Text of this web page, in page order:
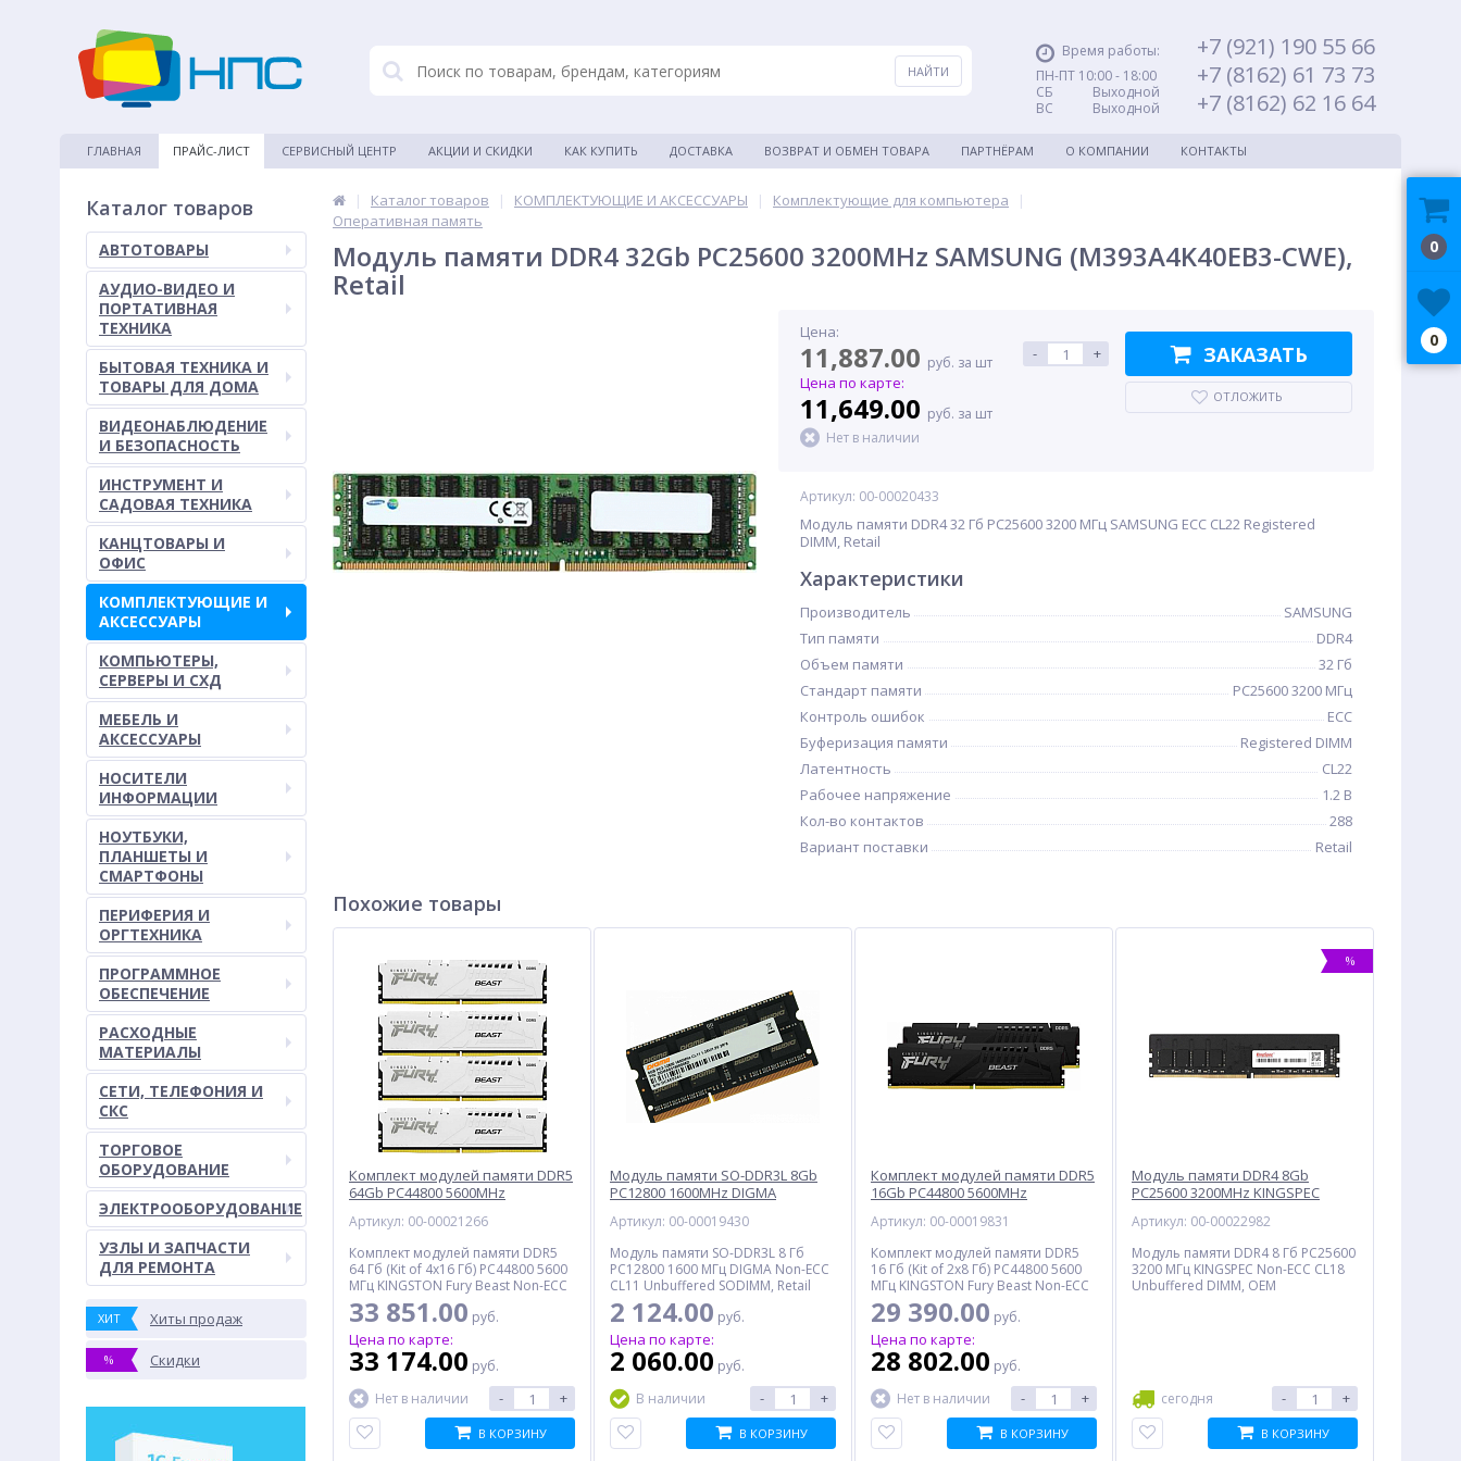
Время работы:
ПН-ПТ 10:00 - 18:00
СБ Выходной
ВС Выходной
+7 (921) 190 55 66
+7 (8162) 61 73 73
+7 (8162) 62 16 64
ГЛАВНАЯ ПРАЙС-ЛИСТ СЕРВИСНЫЙ ЦЕНТР АКЦИИ И СКИДКИ КАК КУПИТЬ ДОСТАВКА ВОЗВРАТ И ОБМЕН ТОВАРА ПАРТНЁРАМ О КОМПАНИИ КОНТАКТЫ
Каталог товаров
АВТОТОВАРЫ
АУДИО-ВИДЕО И
ПОРТАТИВНАЯ
ТЕХНИКА
БЫТОВАЯ ТЕХНИКА И
ТОВАРЫ ДЛЯ ДОМА
ВИДЕОНАБЛЮДЕНИЕ
И БЕЗОПАСНОСТЬ
ИНСТРУМЕНТ И
САДОВАЯ ТЕХНИКА
КАНЦТОВАРЫ И
ОФИС
КОМПЛЕКТУЮЩИЕ И
АКСЕССУАРЫ
КОМПЬЮТЕРЫ,
СЕРВЕРЫ И СХД
МЕБЕЛЬ И
АКСЕССУАРЫ
НОСИТЕЛИ
ИНФОРМАЦИИ
НОУТБУКИ,
ПЛАНШЕТЫ И
СМАРТФОНЫ
ПЕРИФЕРИЯ И
ОРГТЕХНИКА
ПРОГРАММНОЕ
ОБЕСПЕЧЕНИЕ
РАСХОДНЫЕ
МАТЕРИАЛЫ
СЕТИ, ТЕЛЕФОНИЯ И
СКС
ТОРГОВОЕ
ОБОРУДОВАНИЕ
ЭЛЕКТРООБОРУДОВАНИЕ
УЗЛЫ И ЗАПЧАСТИ
ДЛЯ РЕМОНТА
ХИТ Хиты продаж
% Скидки
| Каталог товаров | КОМПЛЕКТУЮЩИЕ И АКСЕССУАРЫ | Комплектующие для компьютера
|
Оперативная память
Модуль памяти DDR4 32Gb PC25600 3200MHz SAMSUNG (M393A4K40EB3-CWE),
Retail
Цена:
11,887.00 руб. за шт
Цена по карте:
11,649.00 руб. за шт
Нет в наличии
- + ЗАКАЗАТЬ
ОТЛОЖИТЬ
Артикул: 00-00020433
Модуль памяти DDR4 32 Гб PC25600 3200 МГц SAMSUNG ECC CL22 Registered
DIMM, Retail
Характеристики
Производитель
SAMSUNG
Тип памяти
DDR4
Объем памяти
32 Гб
Стандарт памяти
PC25600 3200 МГц
Контроль ошибок
ECC
Буферизация памяти
Registered DIMM
Латентность
CL22
Рабочее напряжение
1.2 В
Кол-во контактов
288
Вариант поставки
Retail
Похожие товары
Комплект модулей памяти DDR5
64Gb PC44800 5600MHz
Retail
Артикул: 00-00021266
Комплект модулей памяти DDR5
64 Гб (Kit of 4x16 Гб) PC44800 5600
МГц KINGSTON Fury Beast Non-ECC
CL40 Unbuffered DIMM, Retail
33 851.00 руб.
Цена по карте:
33 174.00 руб.
Нет в наличии
- +
В КОРЗИНУ
Модуль памяти SO-DDR3L 8Gb
PC12800 1600MHz DIGMA
Артикул: 00-00019430
Модуль памяти SO-DDR3L 8 Гб
PC12800 1600 МГц DIGMA Non-ECC
CL11 Unbuffered SODIMM, Retail
2 124.00 руб.
Цена по карте:
2 060.00 руб.
В наличии
- +
В КОРЗИНУ
Комплект модулей памяти DDR5
16Gb PC44800 5600MHz
Retail
Артикул: 00-00019831
Комплект модулей памяти DDR5
16 Гб (Kit of 2x8 Гб) PC44800 5600
МГц KINGSTON Fury Beast Non-ECC
CL40 Unbuffered DIMM, Retail
29 390.00 руб.
Цена по карте:
28 802.00 руб.
Нет в наличии
- +
В КОРЗИНУ
%
Модуль памяти DDR4 8Gb
PC25600 3200MHz KINGSPEC
Артикул: 00-00022982
Модуль памяти DDR4 8 Гб PC25600
3200 МГц KINGSPEC Non-ECC CL18
Unbuffered DIMM, OEM
сегодня - +
В КОРЗИНУ
0
0